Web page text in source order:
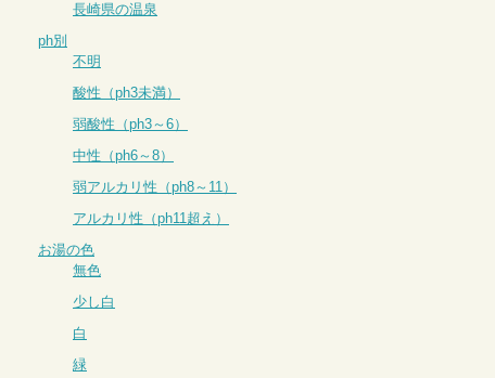
長崎県の温泉
ph別
不明
酸性（ph3未満）
弱酸性（ph3～6）
中性（ph6～8）
弱アルカリ性（ph8～11）
アルカリ性（ph11超え）
お湯の色
無色
少し白
白
緑